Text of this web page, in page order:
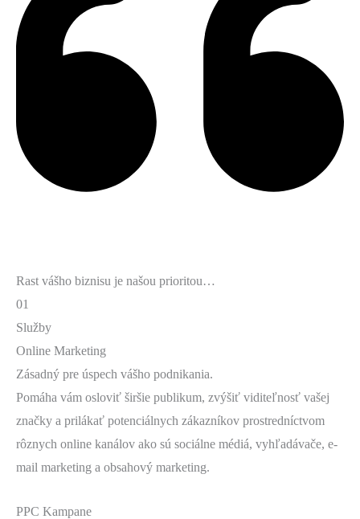
Rast vášho biznisu je našou prioritou…
01
Služby
Online Marketing
Zásadný pre úspech vášho podnikania.
Pomáha vám osloviť širšie publikum, zvýšiť viditeľnosť vašej
značky a prilákať potenciálnych zákazníkov prostredníctvom
rôznych online kanálov ako sú sociálne médiá, vyhľadávače, e-
mail marketing a obsahový marketing.
PPC Kampane